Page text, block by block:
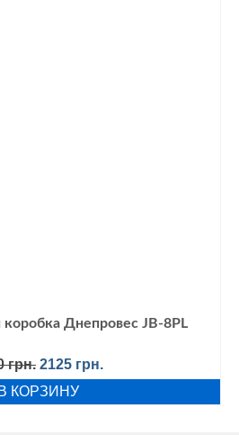
Днепровес JB-8PL
грн. Первоначальная
цена
составляла
2125 грн.Текущая
цена:
В КОРЗИНУ